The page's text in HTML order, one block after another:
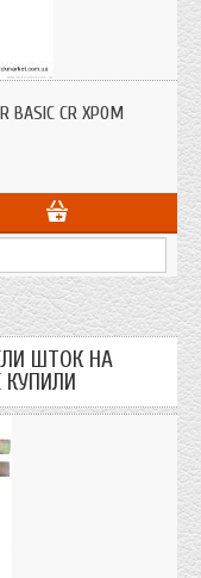
турецкого KALE
BASIC CR ХРОМ
ШТОК НА